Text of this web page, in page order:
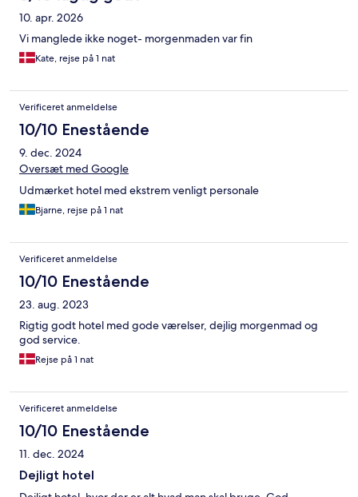
10. apr. 2026
Vi manglede ikke noget- morgenmaden var fin
Kate, rejse på 1 nat
Verificeret anmeldelse
10/10 Enestående
9. dec. 2024
Oversæt med Google
Udmærket hotel med ekstrem venligt personale
Bjarne, rejse på 1 nat
Verificeret anmeldelse
10/10 Enestående
23. aug. 2023
Rigtig godt hotel med gode værelser, dejlig morgenmad og
god service.
Rejse på 1 nat
Verificeret anmeldelse
10/10 Enestående
11. dec. 2024
Dejligt hotel